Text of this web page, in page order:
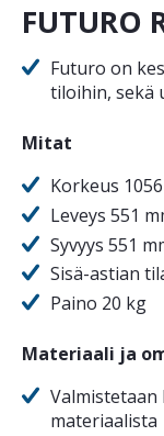
FUTURO
Futuro on
tiloihin, sekä
Mitat
Korkeus
Leveys 551
Syvyys 551
Sisä-astian
Paino 20 kg
Materiaali ja
materiaalista